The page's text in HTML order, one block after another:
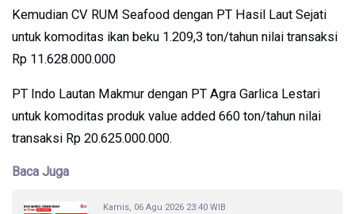
Kemudian CV RUM Seafood dengan PT Hasil Laut Sejati
untuk komoditas ikan beku 1.209,3 ton/tahun nilai transaksi
Rp 11.628.000.000
PT Indo Lautan Makmur dengan PT Agra Garlica Lestari
untuk komoditas produk value added 660 ton/tahun nilai
transaksi Rp 20.625.000.000.
Baca Juga
Kamis, 06 Agu 2026 23:40 WIB